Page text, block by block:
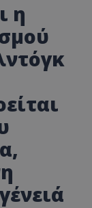
η
,